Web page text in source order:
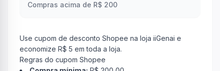
Compras acima de R$ 200
Use cupom de desconto Shopee na loja iiGenai e
economize R$ 5 em toda a loja.
Regras do cupom Shopee